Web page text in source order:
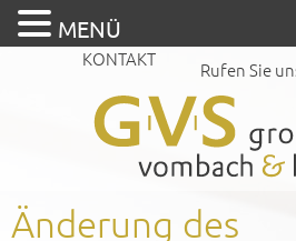
Rufen Sie
KONTAKT
Änderung des
MENÜ